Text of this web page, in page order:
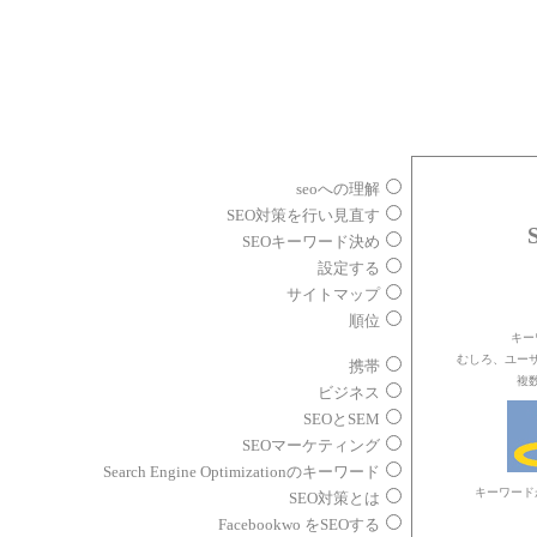
seoへの理解
SEO対策を行い見直す
SEOキーワード決め
設定する
サイトマップ
順位
携帯
ビジネス
SEOとSEM
SEOマーケティング
Search Engine Optimizationのキーワード
SEO対策とは
Facebookwo をSEOする
キ
むしろ、ユー
複
キーワー